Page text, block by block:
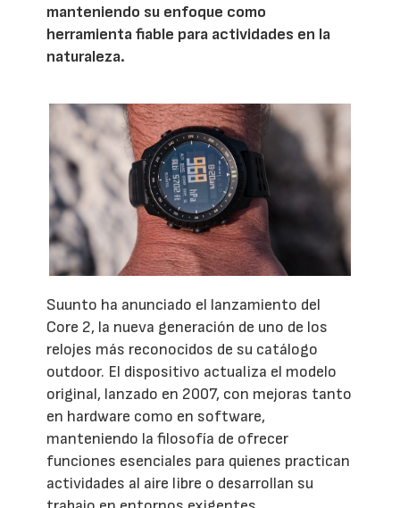
manteniendo su enfoque como
herramienta fiable para actividades en la
naturaleza.
Suunto ha anunciado el lanzamiento del
Core 2, la nueva generación de uno de los
relojes más reconocidos de su catálogo
outdoor. El dispositivo actualiza el modelo
original, lanzado en 2007, con mejoras tanto
en hardware como en software,
manteniendo la filosofía de ofrecer
funciones esenciales para quienes practican
actividades al aire libre o desarrollan su